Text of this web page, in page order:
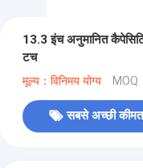
13.3 इंच अनुमानित
टच
मूल्य：विनिमय योग्य MOQ
सबसे अच्छी कीमत